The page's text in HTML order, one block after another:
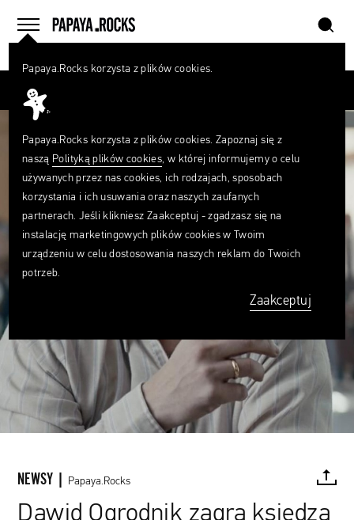
menu
home szukaj
NEWSY | Papaya.Rocks
Dawid Ogrodnik zagra księdza
Papaya.Rocks korzysta z plików cookies.
Papaya.Rocks korzysta z plików cookies. Zapoznaj się z
naszą Polityką plików cookies, w której informujemy o celu
używanych przez nas cookies, ich rodzajach, sposobach
korzystania i ich usuwania oraz naszych zaufanych
partnerach. Jeśli klikniesz Zaakceptuj - zgadzasz się na
instalację marketingowych plików cookies w Twoim
urządzeniu w celu dostosowania naszych reklam do Twoich
potrzeb.
Zaakceptuj
Czego
szukasz?